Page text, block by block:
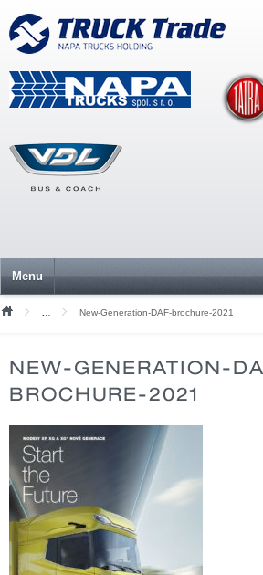
Menu
Mediální soubory
New-Generation-DAF-brochure-2021
NEW-GENERATION-
BROCHURE-2021